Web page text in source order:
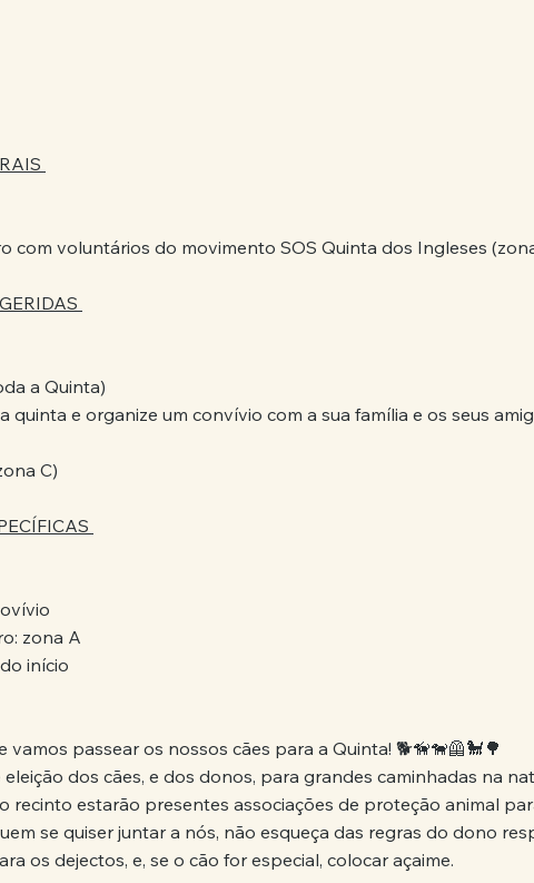
com voluntários do movimento SOS Quinta dos Ingleses
a Quinta)
quinta e organize um convívio com a sua família e os seus
C)
zona A
início
vamos passear os nossos cães para a Quinta! 🐕🦮🐕‍🦺🐩🌳
eleição dos cães, e dos donos, para grandes caminhadas na
recinto estarão presentes associações de proteção animal
se quiser juntar a nós, não esqueça das regras do dono
os dejectos, e, se o cão for especial, colocar açaime.